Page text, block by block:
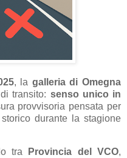
, la galleria di Omegna
transito: senso unico in
provvisoria pensata per
durante la stagione
tra Provincia del VCO,